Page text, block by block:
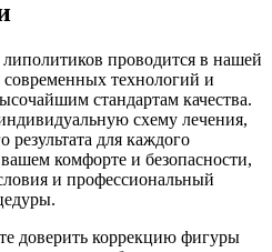
проводится в нашей
технологий и
стандартам качества.
схему лечения,
результата для каждого
комфорте и безопасности,
и профессиональный
доверить коррекцию фигуры